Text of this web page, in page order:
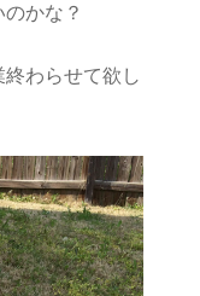
かな？
わらせて欲し